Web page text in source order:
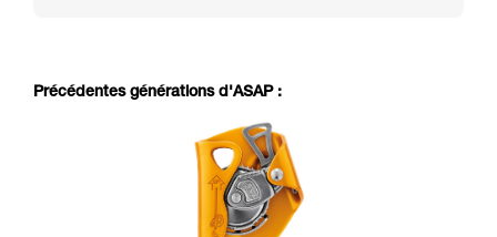
Précédentes générations d'ASAP :